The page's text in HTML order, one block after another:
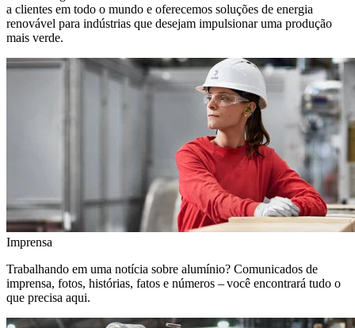
a clientes em todo o mundo e oferecemos soluções de energia
renovável para indústrias que desejam impulsionar uma produção
mais verde.
Imprensa
Trabalhando em uma notícia sobre alumínio? Comunicados de
imprensa, fotos, histórias, fatos e números – você encontrará tudo o
que precisa aqui.